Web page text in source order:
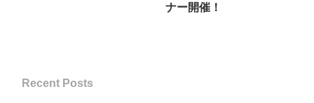
ナー開催！
Recent Posts